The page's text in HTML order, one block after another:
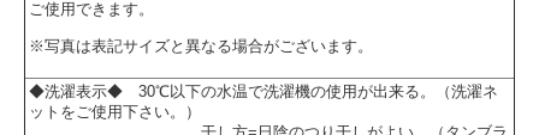
ご使用できます。
※写真は表記サイズと異なる場合がございます。
◆洗濯表示◆ 30℃以下の水温で洗濯機の使用が出来る。（洗濯ネ
ットをご使用下さい。）